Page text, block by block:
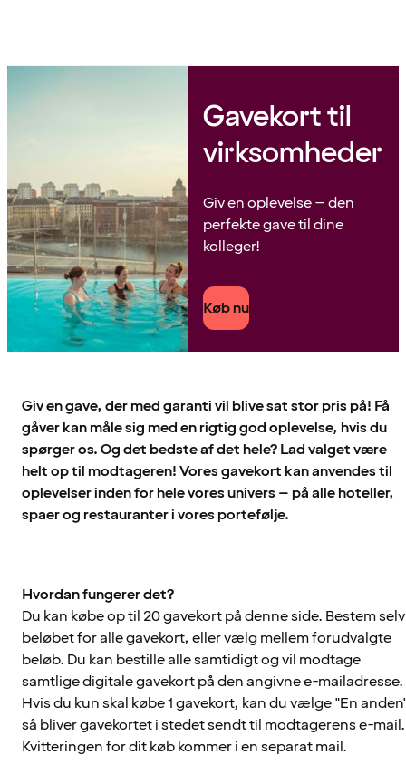
Gavekort til
virksomheder
Giv en oplevelse – den
perfekte gave til dine
kolleger!
Køb nu
Giv en gave, der med garanti vil blive sat stor pris på! Få
gåver kan måle sig med en rigtig god oplevelse, hvis du
spørger os. Og det bedste af det hele? Lad valget være
helt op til modtageren! Vores gavekort kan anvendes til
oplevelser inden for hele vores univers – på alle hoteller,
spaer og restauranter i vores portefølje.
Hvordan fungerer det?
Du kan købe op til 20 gavekort på denne side. Bestem selv
beløbet for alle gavekort, eller vælg mellem forudvalgte
beløb. Du kan bestille alle samtidigt og vil modtage
samtlige digitale gavekort på den angivne e-mailadresse.
Hvis du kun skal købe 1 gavekort, kan du vælge "En
så bliver gavekortet i stedet sendt til modtagerens e-mail.
Kvitteringen for dit køb kommer i en separat mail.